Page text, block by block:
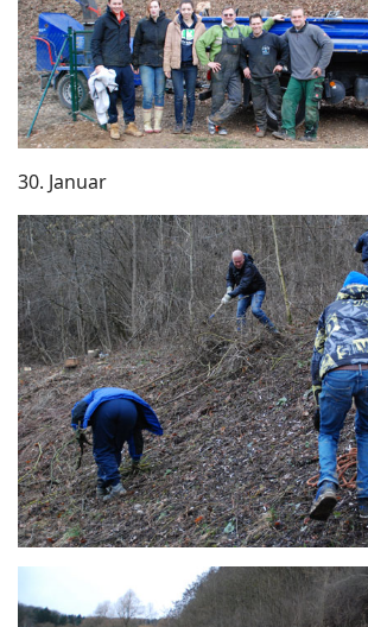
30. Januar